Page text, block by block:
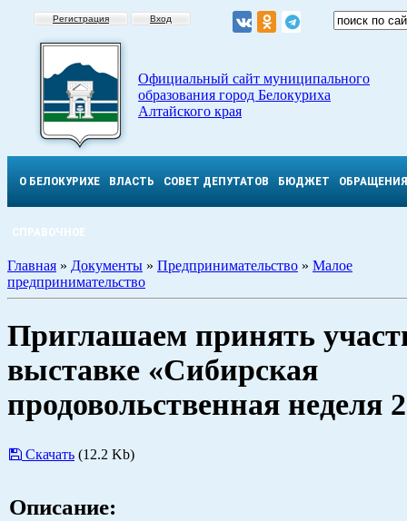
Регистрация Вход
Официальный сайт муниципального
образования город Белокуриха
Алтайского края
О БЕЛОКУРИХЕ ВЛАСТЬ СОВЕТ ДЕПУТАТОВ БЮДЖЕТ ОБРАЩЕНИЯ
СПРАВОЧНОЕ
Главная » Документы » Предпринимательство » Малое
предпринимательство
Приглашаем принять
выставке «Сибирская
продовольственная неделя
Скачать (12.2 Kb)
Описание: